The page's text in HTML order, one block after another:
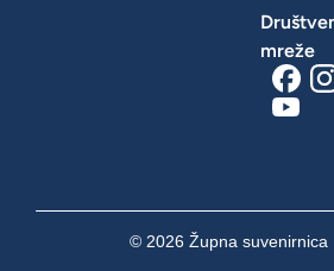
mreže
© 2026 Župna suvenirnica